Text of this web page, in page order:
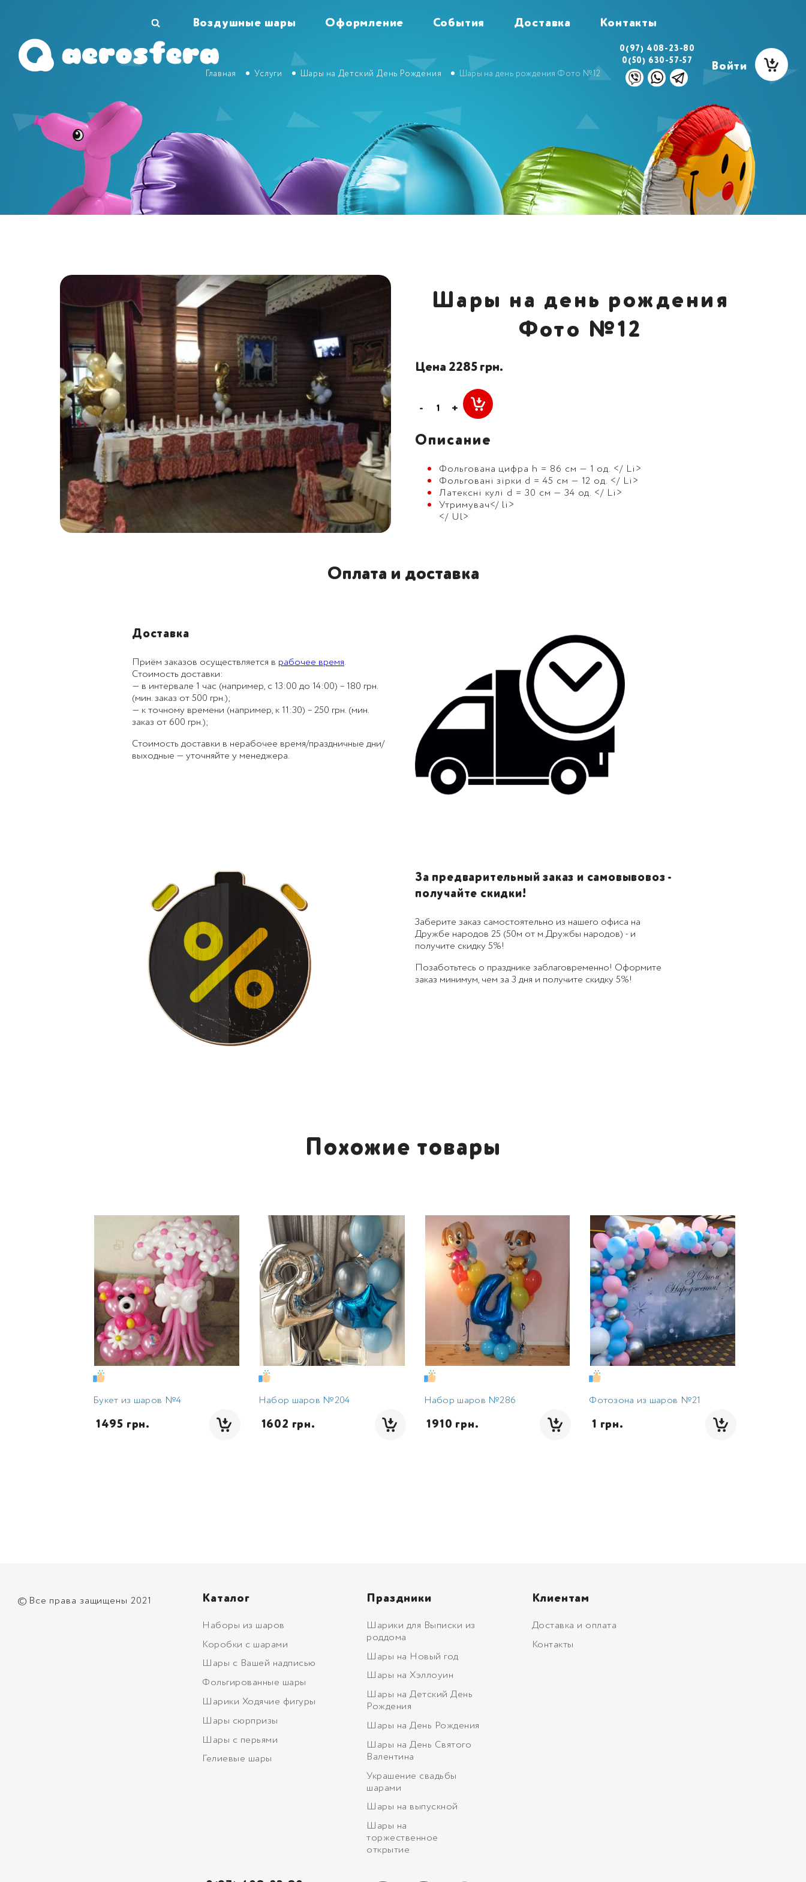
Воздушные шары Оформление События Доставка Контакты
0(97) 408-23-80
0(50) 630-57-57
Войти
Главная Услуги Шары на Детский День Рождения Шары на день рождения Фото №12
Шары на день рождения
Фото №12
Цена 2285 грн.
- +
Описание
Фольгована цифра h = 86 см — 1 од. </ Li>
Фольговані зірки d = 45 см — 12 од. </ Li>
Латексні кулі d = 30 см — 34 од. </ Li>
Утримувач</ li>
</ Ul>
Оплата и доставка
Доставка
Приём заказов осуществляется в рабочее время.
Стоимость доставки:
— в интервале 1 час (например, с 13:00 до 14:00) – 180 грн.
(мин. заказ от 500 грн.);
— к точному времени (например, к 11:30) – 250 грн. (мин.
заказ от 600 грн.);
Стоимость доставки в нерабочее время/праздничные дни/
выходные — уточняйте у менеджера.
За предварительный заказ и самовывовоз -
получайте скидки!
Заберите заказ самостоятельно из нашего офиса на
Дружбе народов 25 (50м от м.Дружбы народов) - и
получите скидку 5%!
Позаботьтесь о празднике заблаговременно! Оформите
заказ минимум, чем за 3 дня и получите скидку 5%!
Похожие товары
Букет из шаров №4
1495 грн.
Набор шаров №204
1602 грн.
Набор шаров №286
1910 грн.
Фотозона из шаров №21
1 грн.
©Все права защищены 2021 Каталог
Наборы из шаров
Коробки с шарами
Шары с Вашей надписью
Фольгированные шары
Шарики Ходячие фигуры
Шары сюрпризы
Шары с перьями
Гелиевые шары
Праздники
Шарики для Выписки из
роддома
Шары на Новый год
Шары на Хэллоуин
Шары на Детский День
Рождения
Шары на День Рождения
Шары на День Святого
Валентина
Украшение свадьбы
шарами
Шары на выпускной
Шары на
торжественное
открытие
Клиентам
Доставка и оплата
Контакты